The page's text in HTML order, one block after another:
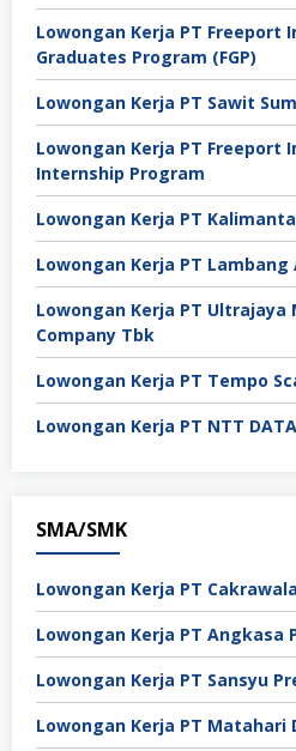
Lowongan Kerja PT Freeport
Graduates Program (FGP)
Lowongan Kerja PT Sawit
Lowongan Kerja PT Freeport
Internship Program
Lowongan Kerja PT
Lowongan Kerja PT Lambang
Lowongan Kerja PT
Company Tbk
Lowongan Kerja PT Tempo
Lowongan Kerja PT NTT
SMA/SMK
Lowongan Kerja PT
Lowongan Kerja PT Angkasa
Lowongan Kerja PT Sansyu
Lowongan Kerja PT